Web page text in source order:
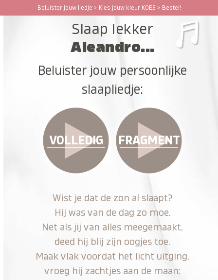
Beluister jouw liedje > Kies jouw kleur KOES > Bestel!
Open
Close
Slaap lekker
Aleandro...
Beluister jouw persoonlijke
slaapliedje:
VOLLEDIG FRAGMENT
Wist je dat de zon al slaapt?
Hij was van de dag zo moe.
Net als jij van alles meegemaakt,
deed hij blij zijn oogjes toe.
Maak vlak voordat het licht uitging,
vroeg hij zachtjes aan de maan: